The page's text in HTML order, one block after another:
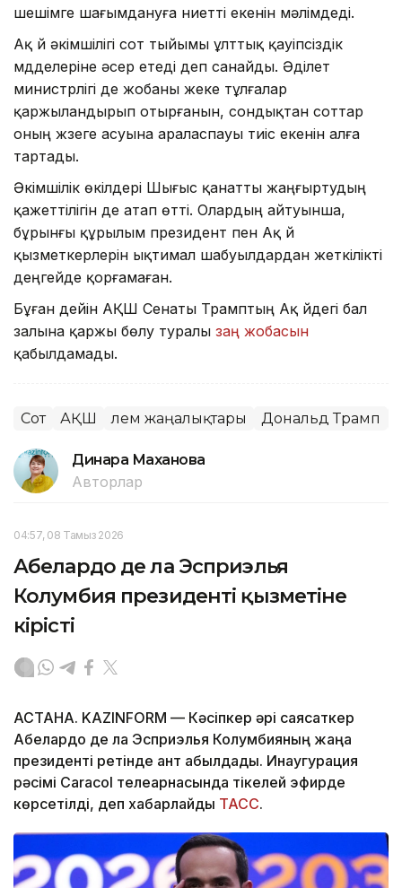
шешімге шағымдануға ниетті екенін мәлімдеді.
Ақ үй әкімшілігі сот тыйымы ұлттық қауіпсіздік
мүдделеріне әсер етеді деп санайды. Әділет
министрлігі де жобаны жеке тұлғалар
қаржыландырып отырғанын, сондықтан соттар
оның жүзеге асуына араласпауы тиіс екенін алға
тартады.
Әкімшілік өкілдері Шығыс қанатты жаңғыртудың
қажеттілігін де атап өтті. Олардың айтуынша,
бұрынғы құрылым президент пен Ақ үй
қызметкерлерін ықтимал шабуылдардан жеткілікті
деңгейде қорғамаған.
Бұған дейін АҚШ Сенаты Трамптың Ақ үйдегі бал
залына қаржы бөлу туралы заң жобасын
қабылдамады.
Сот АҚШ Әлем жаңалықтары Дональд Трамп
Динара Маханова
Авторлар
04:57, 08 Тамыз 2026
Абелардо де ла Эсприэлья
Колумбия президенті қызметіне
кірісті
АСТАНА. KAZINFORM — Кәсіпкер әрі саясаткер
Абелардо де ла Эсприэлья Колумбияның жаңа
президенті ретінде ант қабылдады. Инаугурация
рәсімі Caracol телеарнасында тікелей эфирде
көрсетілді, деп хабарлайды ТАСС.